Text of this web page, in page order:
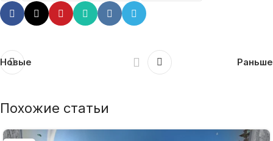
Новые Раньше
Похожие статьи